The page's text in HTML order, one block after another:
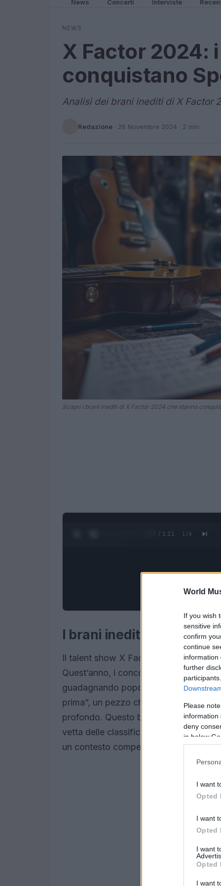
World
If you wish
sensitive
confirm
continue
information
further
Please
information
deny
in below
I want
Opted
I want
Opted
I want
Opted
I want
News Concerti Interviste
NEWS
X Factor 2024:
conquistano
Analisi dei brani inediti di X Factor
Redazione · 26 Novembre 2024 · 2 min
Scopri i brani inediti di X Factor 2024 che stanno
0:28 / 1:21 1 /4
I brani inediti di X Factor
Il talent show X Factor continua a
Quest’anno, i concorrenti hanno
guadagnando popolarità su Spotify.
prima”, un pezzo che ha catturato
profondo. Questo brano, interpretato
vetta delle classifiche, dimostrando
un contesto competitivo come quello